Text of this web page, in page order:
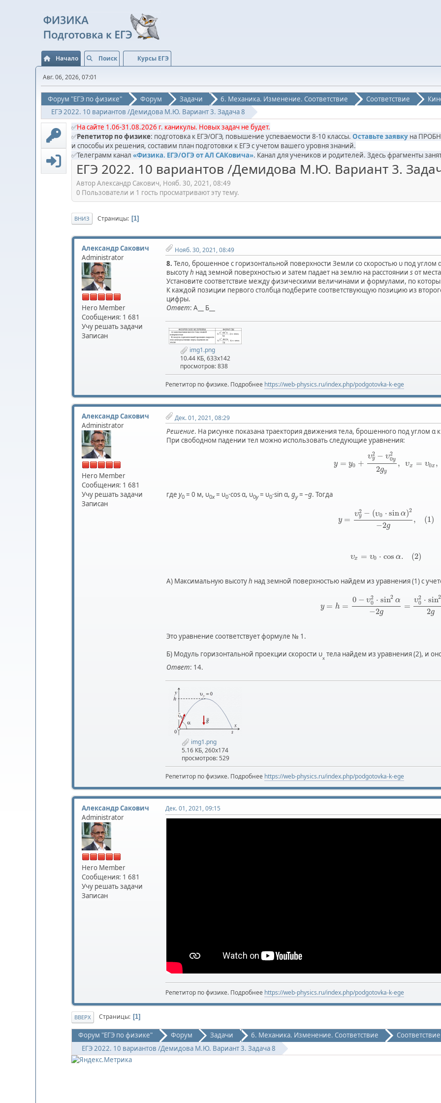
Начало Поиск Курсы ЕГЭ
Авг. 06, 2026, 07:01
Форум "ЕГЭ по физике" Форум Задачи 6. Механика. Изменение. Соответствие Соответствие
ЕГЭ 2022. 10 вариантов /Демидова М.Ю. Вариант 3. Задача 8
✅На сайте 1.06-31.08.2026 г. каникулы. Новых задач не будет.
✅Репетитор по физике: подготовка к ЕГЭ/ОГЭ, повышение успеваемости 8-10 классы. Оставьте заявку на
и способы их решения, составим план подготовки к ЕГЭ с учетом вашего уровня знаний.
✅Телеграмм канал «Физика. ЕГЭ/ОГЭ от АЛ САКовича». Канал для учеников и родителей. Здесь фрагменты
ЕГЭ 2022. 10 вариантов /Демидова М.Ю. Вариант 3.
Автор Александр Сакович, Нояб. 30, 2021, 08:49
0 Пользователи и 1 гость просматривают эту тему.
ВНИЗ Страницы 1
Александр Сакович
Administrator
Hero Member
Сообщения: 1 681
Учу решать задачи
Записан
Нояб. 30, 2021, 08:49
8. Тело, брошенное с горизонтальной поверхности Земли со скоростью υ под углом
высотуh над земной поверхностью и затем падает на землю на расстоянии sот
Установите соответствие между физическими величинами и формулами, по
К каждой позиции первого столбца подберите соответствующую позицию из
цифры.
Ответ: А__ Б__
img1.png
10.44 КБ, 633x142
просмотров: 838
Репетитор по физике. Подробнее https://web-physics.ru/index.php/podgotovka-k-ege
Александр Сакович
Administrator
Hero Member
Сообщения: 1 681
Учу решать задачи
Записан
Дек. 01, 2021, 08:29
Решение. На рисунке показана траектория движения тела, брошенного под углом α
При свободном падении тел можно использовать следующие уравнения:
y = y0 +
υ2
y − υ2
0y
2gy
, υx = υ0x ,
где y0 = 0 м, υ0х= υ0·cos α, υ0y= υ0·sin α, gy= –g. Тогда
y =
υ2
y − (υ0 ⋅ sinα)2
−2g
, (1)
υx = υ0 ⋅ cos α. (2)
А) Максимальную высотуh над земной поверхностью найдем из уравнения (1) с
y = h =
0 − υ2
0 ⋅ sin2 α
−2g
=
υ2
0 ⋅ sin2
2g
Это уравнение соответствует формуле № 1.
Б) Модуль горизонтальной проекции скорости υx тела найдем из уравнения (2), и
Ответ: 14.
img1.png
5.16 КБ, 260x174
просмотров: 529
Репетитор по физике. Подробнее https://web-physics.ru/index.php/podgotovka-k-ege
Александр Сакович
Administrator
Hero Member
Сообщения: 1 681
Учу решать задачи
Записан
Дек. 01, 2021, 09:15
Репетитор по физике. Подробнее https://web-physics.ru/index.php/podgotovka-k-ege
ВВЕРХ Страницы 1
Форум "ЕГЭ по физике" Форум Задачи 6. Механика. Изменение. Соответствие
Соответствие
ЕГЭ 2022. 10 вариантов /Демидова М.Ю. Вариант 3. Задача 8